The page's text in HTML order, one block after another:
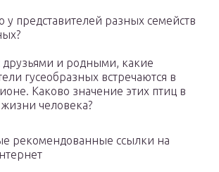
у представителей разных семейств
друзьями и родными, какие
гусеобразных встречаются в
Каково значение этих птиц в
человека?
рекомендованные ссылки на